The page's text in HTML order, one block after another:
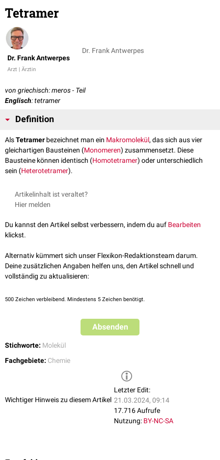
Tetramer
Dr. Frank Antwerpes
Arzt | Ärztin
Dr. Frank Antwerpes
von griechisch: meros - Teil
Englisch: tetramer
Definition
AlsTetramer bezeichnet man ein Makromolekül, das sich aus vier
gleichartigen Bausteinen (Monomeren) zusammensetzt. Diese
Bausteine können identisch (Homotetramer) oder unterschiedlich
sein (Heterotetramer).
Artikelinhalt ist veraltet?
Hier melden
Du kannst den Artikel selbst verbessern, indem du auf Bearbeiten
klickst.
Alternativ kümmert sich unser Flexikon-Redaktionsteam darum.
Deine zusätzlichen Angaben helfen uns, den Artikel schnell und
vollständig zu aktualisieren:
500 Zeichen verbleibend. Mindestens 5 Zeichen benötigt.
Absenden
Stichworte: Molekül
Fachgebiete: Chemie
Wichtiger Hinweis zu diesem Artikel
Letzter Edit:
21.03.2024, 09:14
17.716 Aufrufe
Nutzung: BY-NC-SA